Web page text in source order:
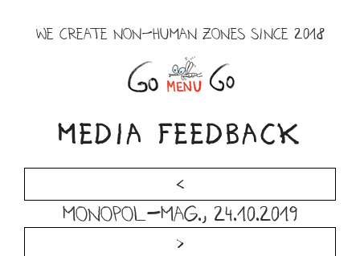
WE CREATE NON-HUMAN ZONES SINCE 2018
Menu
MEDIA FEEDBACK
<
MONOPOL-Mag., 24.10.2019
>